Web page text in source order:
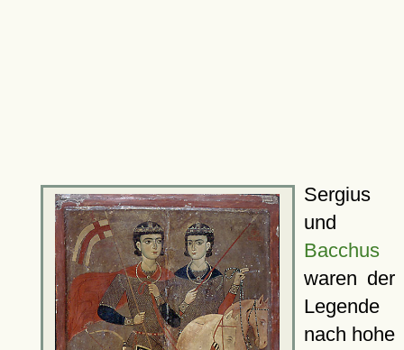
Sergius
und
Bacchus
waren der
Legende
nach hohe